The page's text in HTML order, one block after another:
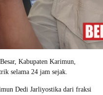
Kabupaten Karimun,
selama 24 jam sejak.
Dedi Jarliyostika dari fraksi